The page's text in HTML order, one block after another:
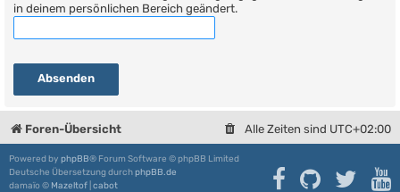
in deinem persönlichen Bereich geändert.
Foren-Übersicht Alle Zeiten sind UTC+02:00
Powered by phpBB® Forum Software © phpBB Limited
Deutsche Übersetzung durchphpBB.de
damaïo © Mazeltof cabot